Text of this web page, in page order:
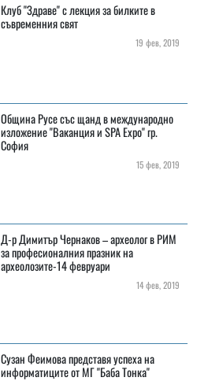
Клуб "Здраве" с лекция за билките в
съвременния свят
19 фев, 2019
Община Русе със щанд в международно
изложение "Ваканция и SPA Expo" гр.
София
15 фев, 2019
Д-р Димитър Чернаков – археолог в РИМ
за професионалния празник на
археолозите-14 февруари
14 фев, 2019
Сузан Феимова представя успеха на
информатиците от МГ "Баба Тонка"